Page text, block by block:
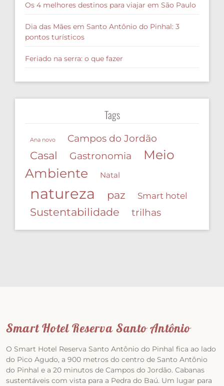
Os 4 melhores destinos para viajar em São Paulo
Dia das Mães em Santo Antônio do Pinhal: 3
pontos turísticos
Feriado na serra: o que fazer
Tags
Ana novo Campos do Jordão
Casal Gastronomia
Meio
Ambiente
Natal
natureza paz Smart hotel
Sustentabilidade trilhas
Smart Hotel Reserva Santo Antônio
O Smart Hotel Reserva Santo Antônio do Pinhal fica ao lado
do Pico Agudo, a 900 metros do centro de Santo Antônio
do Pinhal e a 20 minutos de Campos do Jordão. Cabanas
sustentáveis com vista para a Pedra do Baú. Um lugar para